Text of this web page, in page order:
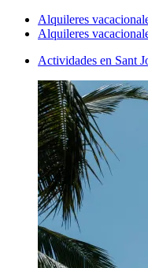
Alquileres
Alquileres
Actividades en Sant